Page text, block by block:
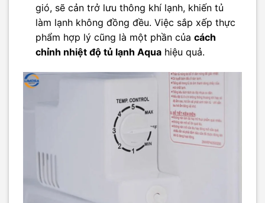
gió, sẽ cản trở lưu thông khí lạnh, khiến tủ
làm lạnh không đồng đều. Việc sắp xếp thực
phẩm hợp lý cũng là một phần của cách
chỉnh nhiệt độ tủ lạnh Aquahiệu quả.